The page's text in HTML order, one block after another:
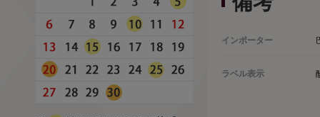
インポーター
ラベル表示